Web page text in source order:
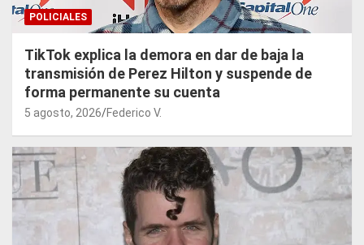
POLICIALES
TikTok explica la demora en dar de baja la
transmisión de Perez Hilton y suspende de
forma permanente su cuenta
5 agosto, 2026 Federico V.